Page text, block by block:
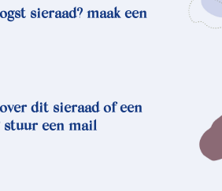
sieraad? maak een
dit sieraad of een
stuur een mail